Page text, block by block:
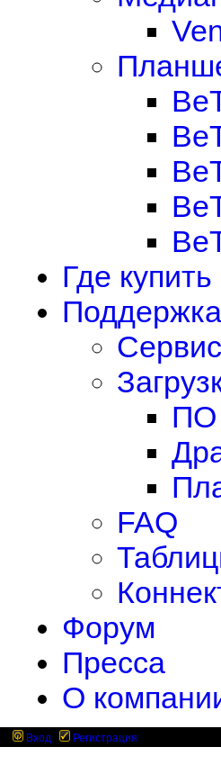
Где купить
Поддержка
Сервис
ПО
FAQ
Форум
Пресса
О
Вход Регистрация